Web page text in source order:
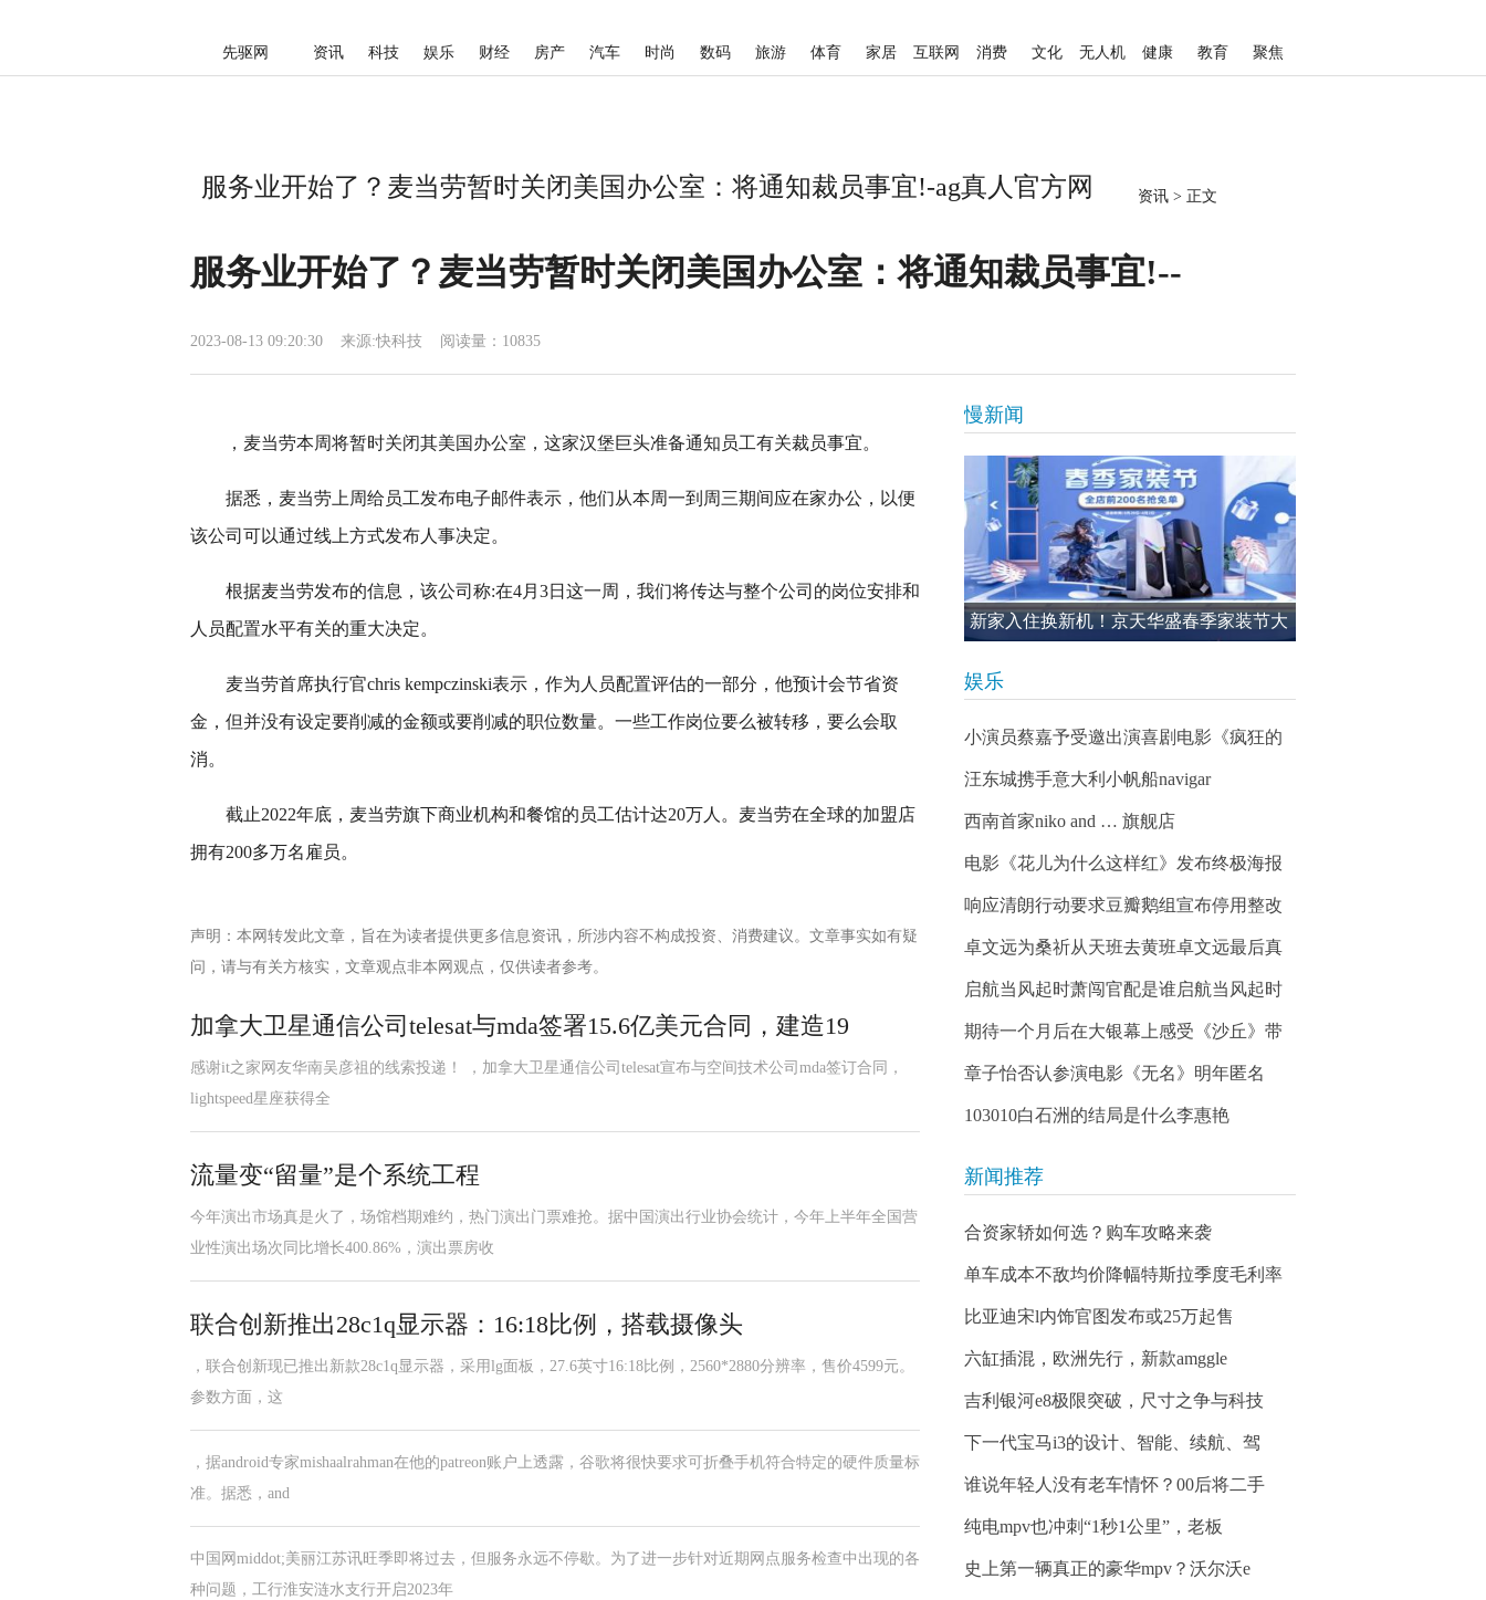
先驱网 资讯 科技 娱乐 财经 房产 汽车 时尚 数码 旅游 体育 家居 互联网 消费 文化 无人机 健康 教育 聚焦
服务业开始了？麦当劳暂时关闭美国办公室：将通知裁员事宜!-ag真人官方网 资讯 > 正文
服务业开始了？麦当劳暂时关闭美国办公室：将通知裁员事宜!--
2023-08-13 09:20:30 来源:快科技 阅读量：10835
，麦当劳本周将暂时关闭其美国办公室，这家汉堡巨头准备通知员工有关裁员事宜。
据悉，麦当劳上周给员工发布电子邮件表示，他们从本周一到周三期间应在家办公，以便
该公司可以通过线上方式发布人事决定。
根据麦当劳发布的信息，该公司称:在4月3日这一周，我们将传达与整个公司的岗位安排和
人员配置水平有关的重大决定。
麦当劳首席执行官chris kempczinski表示，作为人员配置评估的一部分，他预计会节省资
金，但并没有设定要削减的金额或要削减的职位数量。一些工作岗位要么被转移，要么会取
消。
截止2022年底，麦当劳旗下商业机构和餐馆的员工估计达20万人。麦当劳在全球的加盟店
拥有200多万名雇员。
声明：本网转发此文章，旨在为读者提供更多信息资讯，所涉内容不构成投资、消费建议。文章事实如有疑
问，请与有关方核实，文章观点非本网观点，仅供读者参考。
加拿大卫星通信公司telesat与mda签署15.6亿美元合同，建造19
感谢it之家网友华南吴彦祖的线索投递！ ，加拿大卫星通信公司telesat宣布与空间技术公司mda签订合同，
lightspeed星座获得全
流量变“留量”是个系统工程
今年演出市场真是火了，场馆档期难约，热门演出门票难抢。据中国演出行业协会统计，今年上半年全国营
业性演出场次同比增长400.86%，演出票房收
联合创新推出28c1q显示器：16:18比例，搭载摄像头
，联合创新现已推出新款28c1q显示器，采用lg面板，27.6英寸16:18比例，2560*2880分辨率，售价4599元。
参数方面，这
，据android专家mishaalrahman在他的patreon账户上透露，谷歌将很快要求可折叠手机符合特定的硬件质量标
准。据悉，and
中国网middot;美丽江苏讯旺季即将过去，但服务永远不停歇。为了进一步针对近期网点服务检查中出现的各
种问题，工行淮安涟水支行开启2023年
慢新闻
新家入住换新机！京天华盛春季家装节大
娱乐
小演员蔡嘉予受邀出演喜剧电影《疯狂的
汪东城携手意大利小帆船navigar
西南首家niko and … 旗舰店
电影《花儿为什么这样红》发布终极海报
响应清朗行动要求豆瓣鹅组宣布停用整改
卓文远为桑祈从天班去黄班卓文远最后真
启航当风起时萧闯官配是谁启航当风起时
期待一个月后在大银幕上感受《沙丘》带
章子怡否认参演电影《无名》明年匿名
103010白石洲的结局是什么李惠艳
新闻推荐
合资家轿如何选？购车攻略来袭
单车成本不敌均价降幅特斯拉季度毛利率
比亚迪宋l内饰官图发布或25万起售
六缸插混，欧洲先行，新款amggle
吉利银河e8极限突破，尺寸之争与科技
下一代宝马i3的设计、智能、续航、驾
谁说年轻人没有老车情怀？00后将二手
纯电mpv也冲刺“1秒1公里”，老板
史上第一辆真正的豪华mpv？沃尔沃e